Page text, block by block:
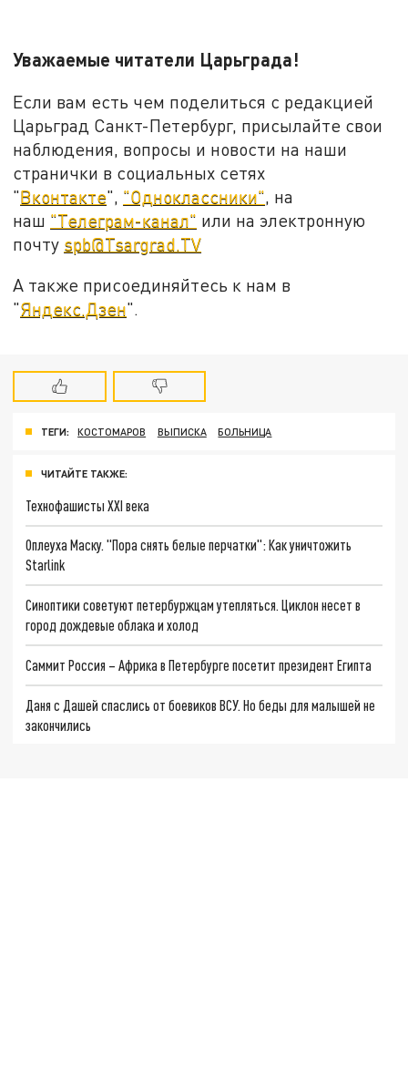
Уважаемые читатели Царьграда!
Если вам есть чем поделиться с редакцией
Царьград Санкт-Петербург, присылайте свои
наблюдения, вопросы и новости на наши
странички в социальных сетях
"Вконтакте", "Одноклассники", на
наш "Телеграм-канал" или на электронную
почту spb@Tsargrad.TV
А также присоединяйтесь к нам в
"Яндекс.Дзен".
ТЕГИ: КОСТОМАРОВ ВЫПИСКА БОЛЬНИЦА
ЧИТАЙТЕ ТАКЖЕ:
Технофашисты XXI века
Оплеуха Маску. "Пора снять белые перчатки": Как уничтожить
Starlink
Синоптики советуют петербуржцам утепляться. Циклон несет в
город дождевые облака и холод
Саммит Россия – Африка в Петербурге посетит президент Египта
Даня с Дашей спаслись от боевиков ВСУ. Но беды для малышей не
закончились